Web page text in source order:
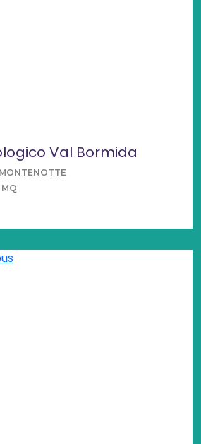
Val Bormida